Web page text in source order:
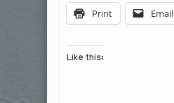
Print Email
Like this: